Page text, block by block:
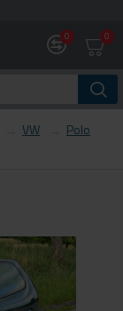
0 0
VW
Polo